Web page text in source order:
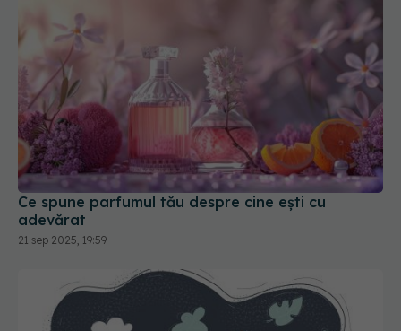
Ce spune parfumul tău despre cine ești cu
adevărat
21 sep 2025, 19:59